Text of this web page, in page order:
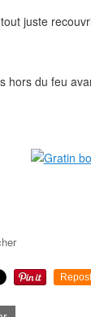
juste
hors du feu
Repost